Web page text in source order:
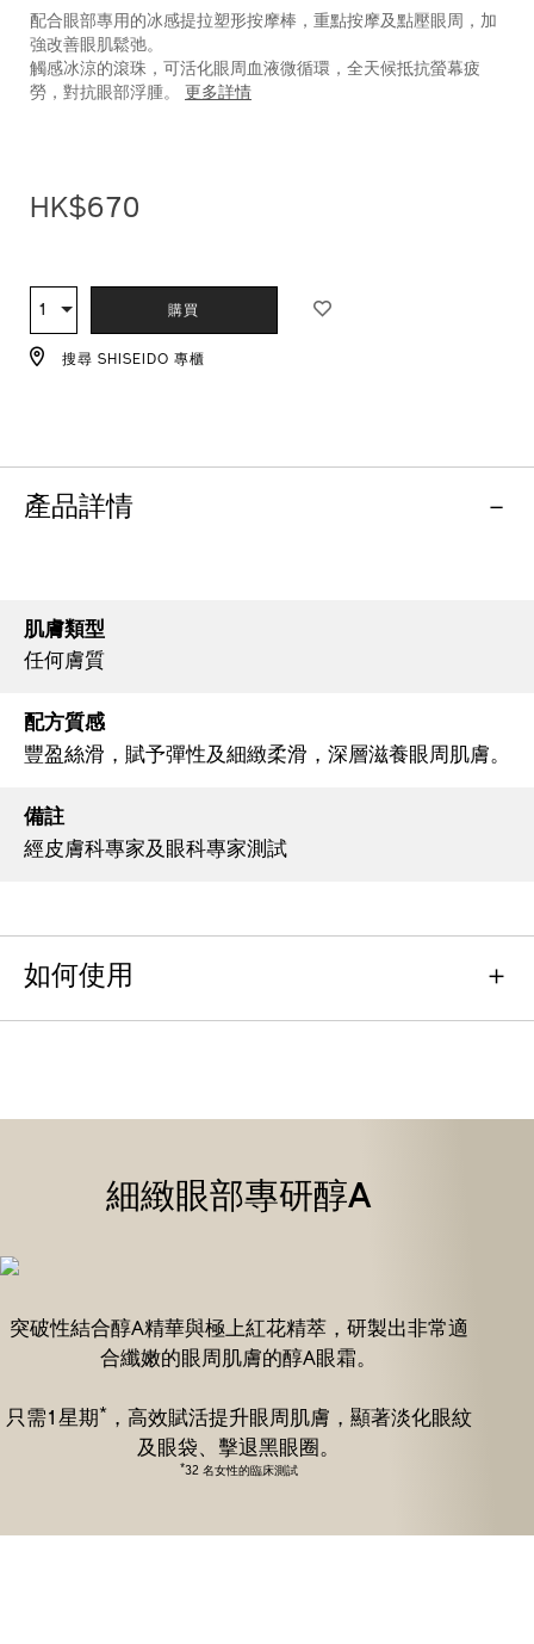
配合眼部專用的冰感提拉塑形按摩棒，重點按摩及點壓眼周，加
強改善眼肌鬆弛。
觸感冰涼的滾珠，可活化眼周血液微循環，全天候抵抗螢幕疲
勞，對抗眼部浮腫。 更多詳情
HK$670
TO
CART
OPTIONS
ACTIONS
數
量
1 購買
搜尋 SHISEIDO 專櫃
產品詳情
肌膚類型
任何膚質
配方質感
豐盈絲滑，賦予彈性及細緻柔滑，深層滋養眼周肌膚。
備註
經皮膚科專家及眼科專家測試
如何使用
細緻眼部專研醇A
突破性結合醇A精華與極上紅花精萃，研製出非常適
合纖嫩的眼周肌膚的醇A眼霜。
只需1星期 *
，高效賦活提升眼周肌膚，顯著淡化眼紋
及眼袋、擊退黑眼圈。
*32 名女性的臨床測試